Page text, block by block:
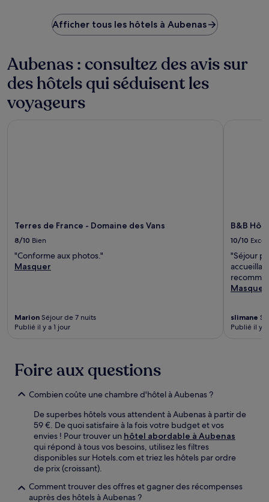
Afficher tous les hôtels à Aubenas
Aubenas : consultez des avis sur
des hôtels qui séduisent les
voyageurs
Terres de France - Domaine des Vans
8/10 Bien
"Conforme aux photos."
Masquer
Marion Séjour de 7 nuits
Publié il y a 1 jour
B&B
10/10
"Séjour
Masquer
slimane
Publié il y
Foire aux questions
Combien coûte une chambre d'hôtel à Aubenas ?
De superbes hôtels vous attendent à Aubenas à partir de
59 €. De quoi satisfaire à la fois votre budget et vos
envies ! Pour trouver un hôtel abordable à Aubenas
qui répond à tous vos besoins, utilisez les filtres
disponibles sur Hotels.com et triez les hôtels par ordre
de prix (croissant).
Comment trouver des offres et gagner des récompenses
auprès des hôtels à Aubenas ?